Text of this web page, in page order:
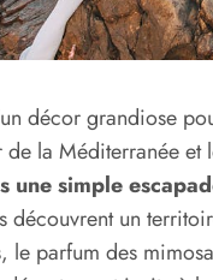
décor grandiose
la Méditerranée
une simple
découvrent un
le parfum des